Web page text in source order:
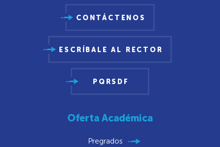
CONTÁCTENOS
ESCRÍBALE AL RECTOR
PQRSDF
Oferta Académica
Pregrados